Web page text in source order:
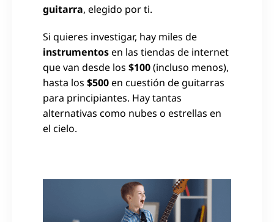
guitarra, elegido por ti.
Si quieres investigar, hay miles de
instrumentosen las tiendas de internet
que van desde los $100(incluso menos),
hasta los $500en cuestión de guitarras
para principiantes. Hay tantas
alternativas como nubes o estrellas en
el cielo.